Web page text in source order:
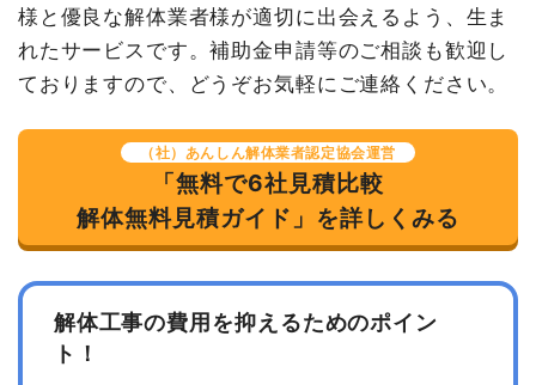
小計
3,394,900円
消費税
339,490円
合計金額
3,734,390円
様と優良な解体業者様が適切に出会えるよう、生ま
れたサービスです。補助金申請等のご相談も歓迎し
ておりますので、どうぞお気軽にご連絡ください。
（社）あんしん解体業者認定協会運営
「無料で6社見積比較
解体無料見積ガイド」を詳しくみる
解体工事の費用を抑えるためのポイン
ト！